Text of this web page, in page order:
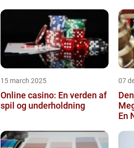
15 march 2025
Online casino: En verden af
spil og underholdning
07
En